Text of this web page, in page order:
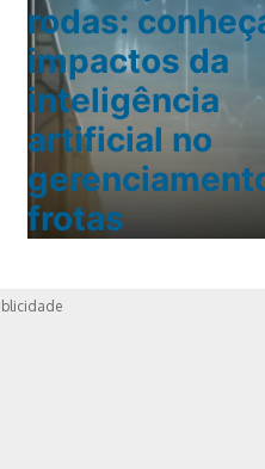
rodas:
impactos da
inteligência
artificial no
frotas